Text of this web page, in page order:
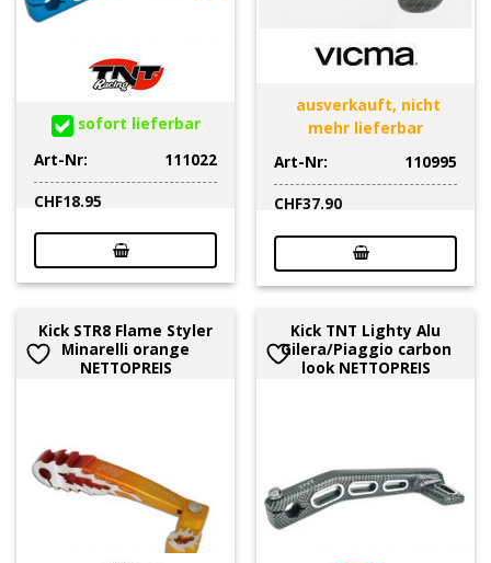
sofort lieferbar
Art-Nr:
111022
CHF18.95
ausverkauft, nicht
mehr lieferbar
Art-Nr:
110995
CHF37.90
Kick STR8 Flame Styler
Minarelli orange
NETTOPREIS
Kick TNT Lighty Alu
Gilera/Piaggio carbon
look NETTOPREIS